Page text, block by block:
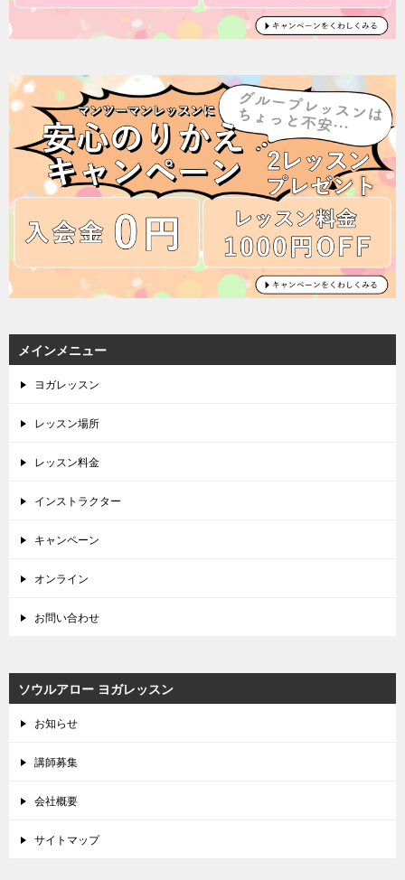
メインメニュー
ヨガレッスン
レッスン場所
レッスン料金
インストラクター
キャンペーン
オンライン
お問い合わせ
ソウルアロー ヨガレッスン
お知らせ
講師募集
会社概要
サイトマップ